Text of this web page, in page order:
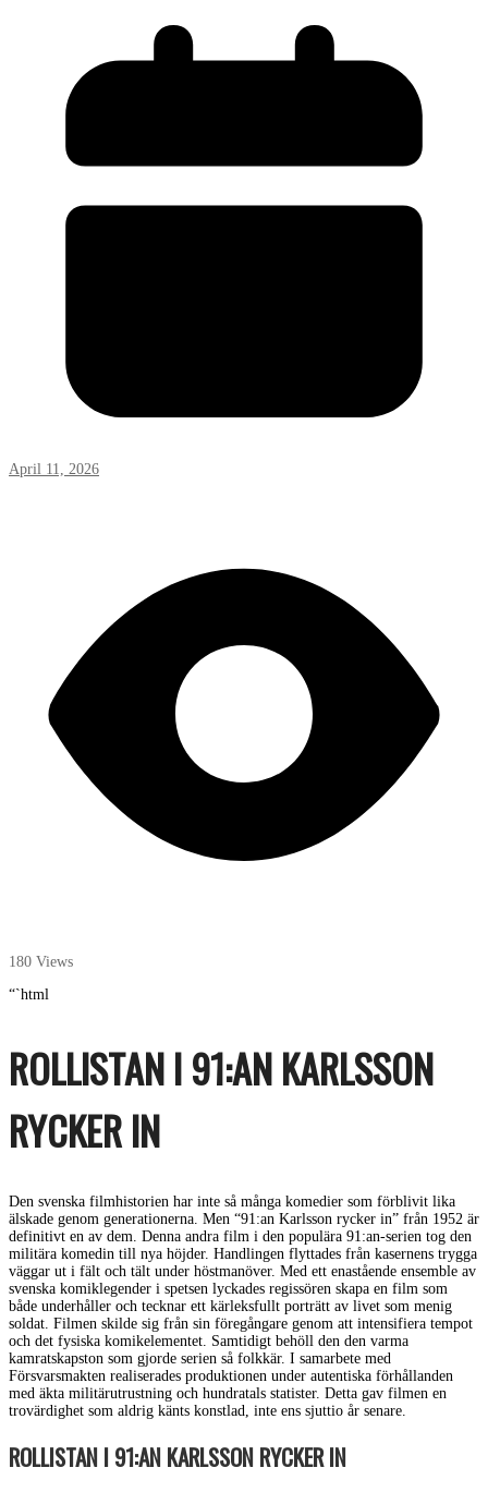
April 11, 2026
180 Views
“`html
ROLLISTAN I 91:AN KARLSSON
RYCKER IN
Den svenska filmhistorien har inte så många komedier som förblivit lika
älskade genom generationerna. Men “91:an Karlsson rycker in” från 1952 är
definitivt en av dem. Denna andra film i den populära 91:an-serien tog den
militära komedin till nya höjder. Handlingen flyttades från kasernens trygga
väggar ut i fält och tält under höstmanöver. Med ett enastående ensemble av
svenska komiklegender i spetsen lyckades regissören skapa en film som
både underhåller och tecknar ett kärleksfullt porträtt av livet som menig
soldat. Filmen skilde sig från sin föregångare genom att intensifiera tempot
och det fysiska komikelementet. Samtidigt behöll den den varma
kamratskapston som gjorde serien så folkkär. I samarbete med
Försvarsmakten realiserades produktionen under autentiska förhållanden
med äkta militärutrustning och hundratals statister. Detta gav filmen en
trovärdighet som aldrig känts konstlad, inte ens sjuttio år senare.
ROLLISTAN I 91:AN KARLSSON RYCKER IN